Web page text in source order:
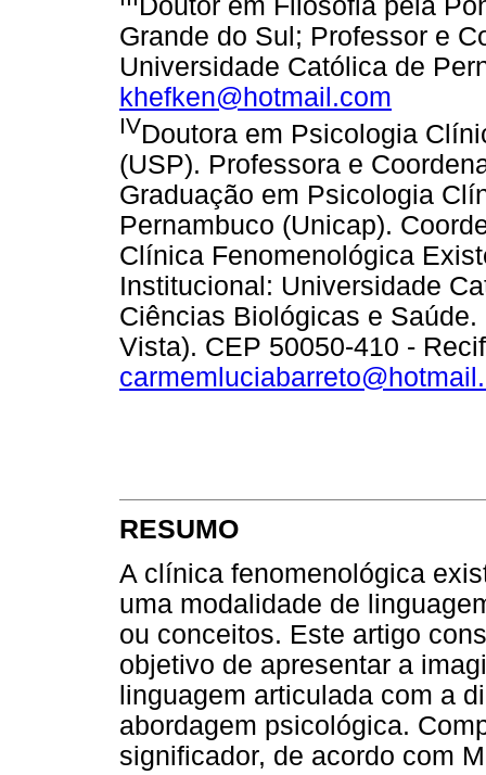
Doutor em Filosofia pela
Grande do Sul; Professor e
Universidade Católica de
khefken@hotmail.com
IVDoutora em Psicologia
(USP). Professora e
Graduação em Psicologia
Pernambuco (Unicap).
Clínica Fenomenológica
Institucional: Universidade
Ciências Biológicas e
Vista). CEP 50050-410 -
RESUMO
A clínica fenomenológica
uma modalidade de
ou conceitos. Este artigo
objetivo de apresentar a
linguagem articulada com a
abordagem psicológica.
significador, de acordo com